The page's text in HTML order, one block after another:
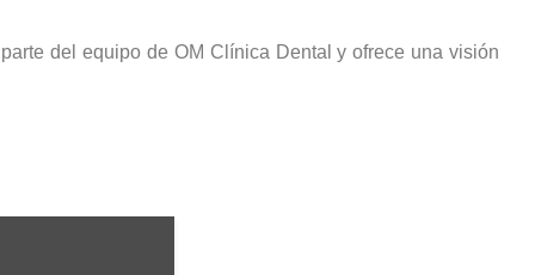
del equipo de OM Clínica Dental y ofrece una visión